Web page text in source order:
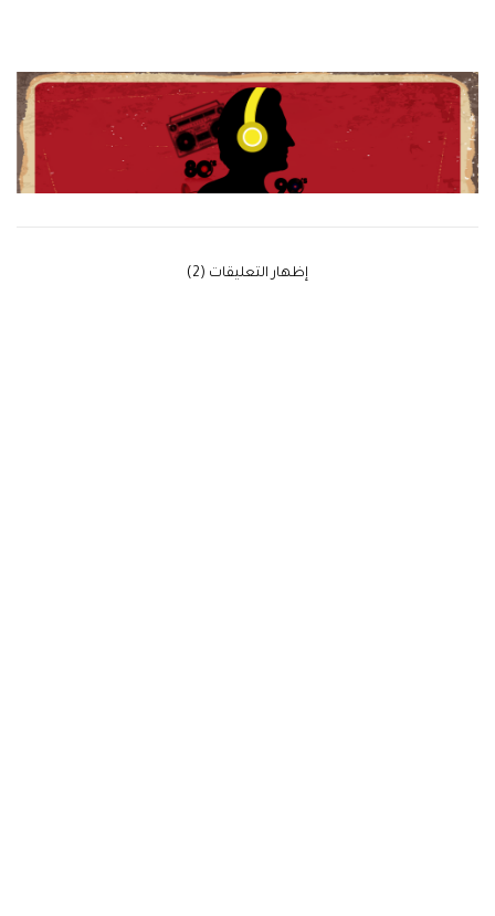
‫إظهار التعليقات (2)